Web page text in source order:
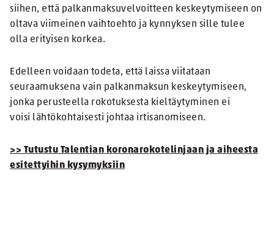
siihen, että palkanmaksuvelvoitteen keskeytymiseen on
oltava viimeinen vaihtoehto ja kynnyksen sille tulee
olla erityisen korkea.
Edelleen voidaan todeta, että laissa viitataan
seuraamuksena vain palkanmaksun keskeytymiseen,
jonka perusteella rokotuksesta kieltäytyminen ei
voisi lähtökohtaisesti johtaa irtisanomiseen.
>> Tutustu Talentian koronarokotelinjaan ja aiheesta
esitettyihin kysymyksiin